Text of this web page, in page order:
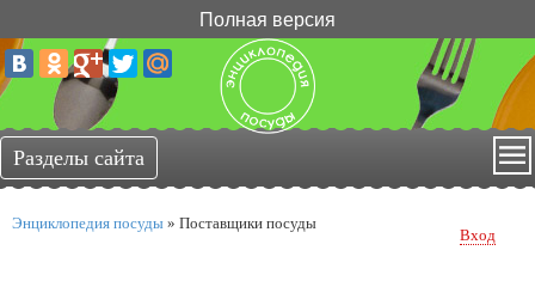
Полная версия
Энциклопедия посуды » Поставщики посуды
Вход